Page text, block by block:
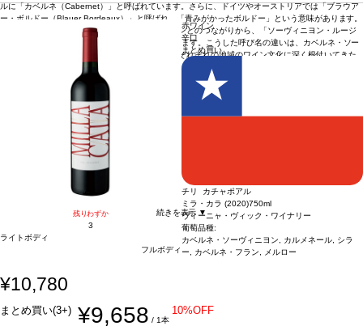
ルに「カベルネ（Cabernet）」と呼ばれています。さらに、ドイツやオーストリアでは「ブラウア
ー・ボルドー（Blauer Bordeaux）」と呼ばれ、「青みがかったボルドー」という意味があります。
また、この品種の親であるソーヴィニヨン・ブランとのつながりから、「ソーヴィニヨン・ルージ
ュ（Sauvignon Rouge）」と呼ばれることもあります。こうした呼び名の違いは、カベルネ・ソー
ヴィニヨンが長い時間をかけて世界中に広がり、それぞれの地域のワイン文化に深く根付いてきた
証拠といえるでしょう。
ステーキ、ローストビーフ、ラムチョップ、バーベキューリブ、チェダーやゴルゴンゾーラなどの
強い風味を持つチーズ、ダークチョコレート、豚の角煮、筑前煮
カベルネ・ソーヴィニヨン主体のオススメワイン
ナチュラエ カベルネ・ソーヴィニヨン (2022)
トソ カベルネ・ソーヴィニヨン (2023)
続きを表示 ▼
い。
同様の場合は自動的に次のヴィンテージに変更されます、ご了承ください。
残りわずか
3
ライトボディ
フルボディ
赤ワイン
辛口
まとめ買い
チリ カチャポアル
ミラ・カラ (2020)750ml
ヴィーニャ・ヴィック・ワイナリー
葡萄品種:
カベルネ・ソーヴィニヨン, カルメネール, シラ
ー, カベルネ・フラン, メルロー
¥10,780
まとめ買い(3+) ¥9,658 / 1本
10%OFF